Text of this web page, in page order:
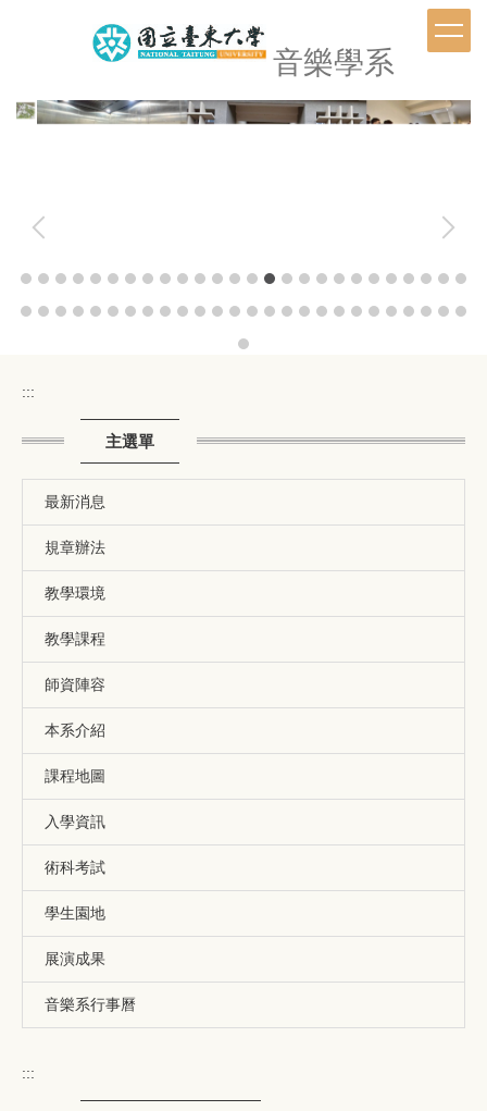
內
音樂學系
:::
主選單
最新消息
規章辦法
教學環境
教學課程
師資陣容
本系介紹
課程地圖
入學資訊
術科考試
學生園地
展演成果
音樂系行事曆
:::